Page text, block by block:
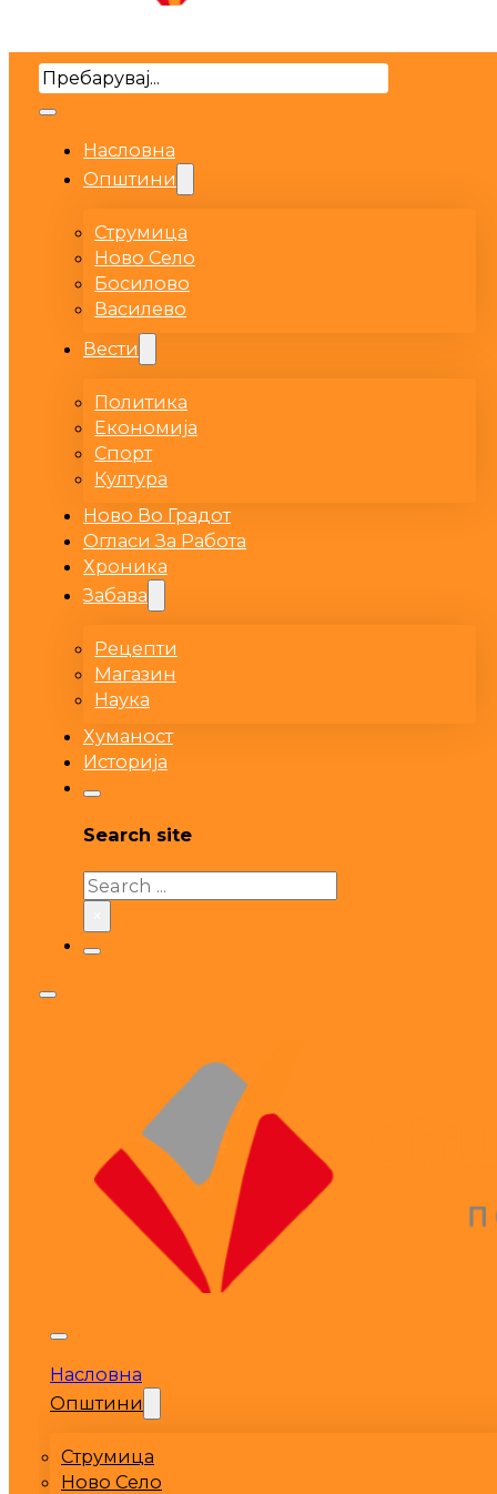
Search
Насловна
Општини
Струмица
Ново Село
Босилово
Василево
Вести
Политика
Економија
Спорт
Култура
Ново Во Градот
Огласи За Работа
Хроника
Забава
Рецепти
Магазин
Наука
Хуманост
Историја
Search site
Search
Насловна
Општини
Струмица
Ново Село